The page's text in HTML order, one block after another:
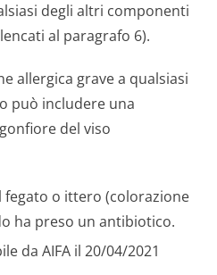
degli altri componenti
al paragrafo 6).
allergica grave a qualsiasi
può includere una
del viso
o ittero (colorazione
ha preso un antibiotico.
da AIFA il 20/04/2021